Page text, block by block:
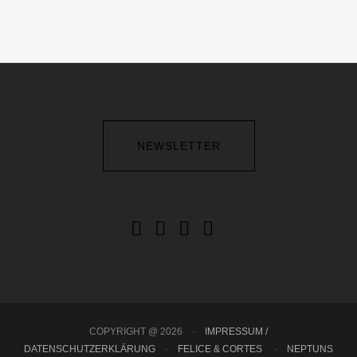
NEWSLETTER
COPYRIGHT @ 2026 ·
IMPRESSUM /
DATENSCHUTZERKLÄRUNG
· FELICE & CORTES · NEPTUNS